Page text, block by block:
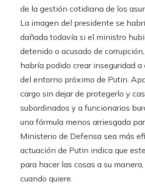
de la gestión cotidiana de los
La imagen del presidente se
dañada todavía si el ministro
detenido o acusado de
habría podido crear inseguridad
del entorno próximo de Putin.
cargo sin dejar de protegerlo y
subordinados y a funcionarios
una fórmula menos arriesgada
Ministerio de Defensa sea más
actuación de Putin indica que
para hacer las cosas a su
cuando quiere.